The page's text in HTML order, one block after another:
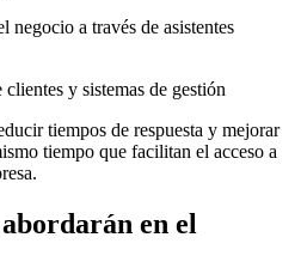
negocio a través de asistentes
y sistemas de gestión
tiempos de respuesta y mejorar
tiempo que facilitan el acceso a
en el